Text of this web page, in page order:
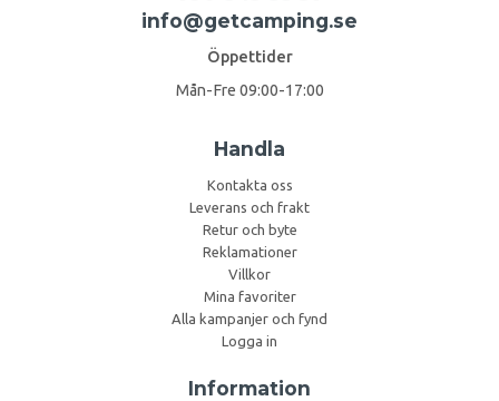
info@getcamping.se
Öppettider
Mån-Fre 09:00-17:00
Handla
Kontakta oss
Leverans och frakt
Retur och byte
Reklamationer
Villkor
Mina favoriter
Alla kampanjer och fynd
Logga in
Information